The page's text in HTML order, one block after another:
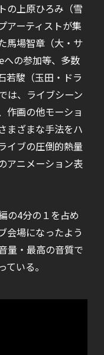
の上原ひろみ（雪
アーティストが集
馬場智章（大・サ
の参加等、多数
若駿（玉田・ドラ
は、ライブシーン
作画の他モーショ
まざまな手法をハ
イブの圧倒的熱量
アニメーション表
の4分の１を占め
会場になったよう
量・最高の音質で
いる。